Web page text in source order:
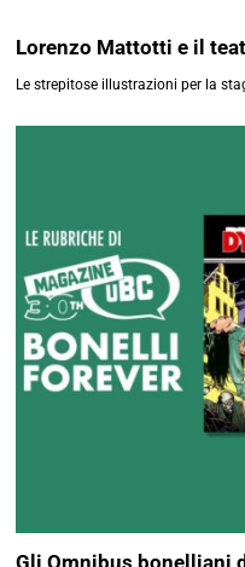
Lorenzo Mattotti e il
Le strepitose illustrazioni per la